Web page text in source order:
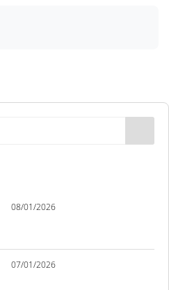
08/01/2026
07/01/2026